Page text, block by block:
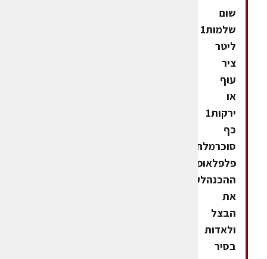
שום
שלמות1
ליטר
ציר
עוף
או
ירקות1
כף
סוכרמלח,
פלפלאופן
ההכנהלקצוץ
את
הבצל
ולאדות
בסיר